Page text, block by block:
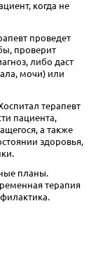
когда не
проведет
проверит
либо даст
мочи) или
терапевт
пациента,
а также
здоровья,
планы.
терапия